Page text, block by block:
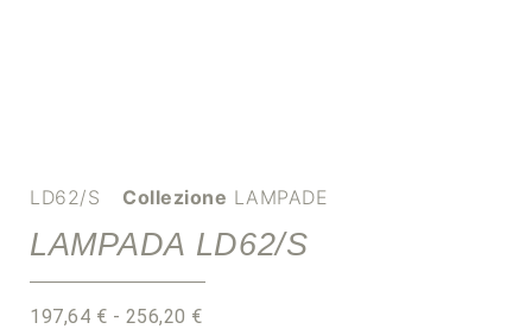
LD62/S Collezione LAMPADE
LAMPADA LD62/S
197,64 € - 256,20 €